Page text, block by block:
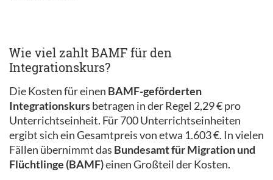
Wie viel zahlt BAMF für den
Integrationskurs?
Die Kosten für einen BAMF-geförderten
Integrationskursbetragen in der Regel 2,29 € pro
Unterrichtseinheit. Für 700 Unterrichtseinheiten
ergibt sich ein Gesamtpreis von etwa 1.603 €. In vielen
Fällen übernimmt das Bundesamt für Migration und
Flüchtlinge (BAMF)einen Großteil der Kosten.